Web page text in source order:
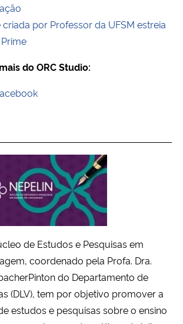
criada por Professor da UFSM estreia
do ORC Studio:
de Estudos e Pesquisas em
coordenado pela Profa. Dra.
do Departamento de
(DLV), tem por objetivo promover a
estudos e pesquisas sobre o ensino